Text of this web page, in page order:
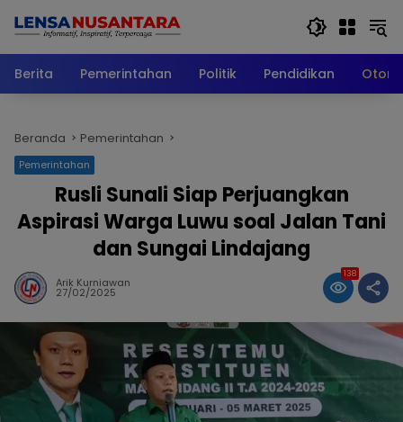
Berita
Pemerintahan Politik Pendidikan
Beranda Pemerintahan
Pemerintahan
Rusli Sunali Siap Perjuangkan
Aspirasi Warga Luwu soal Jalan Tani
dan Sungai Lindajang
Arik Kurniawan
27/02/2025
138